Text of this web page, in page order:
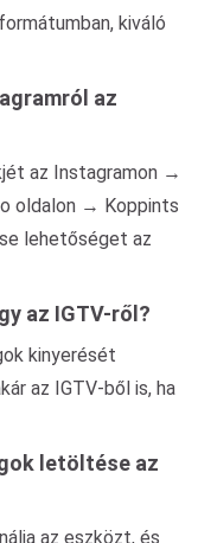
kiváló
az
az Instagramon →
oldalon → Koppints
lehetőséget az
az IGTV-ről?
kinyerését
az IGTV-ből is, ha
letöltése az
az eszközt, és